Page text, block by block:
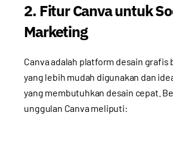
2. Fitur Canva untuk
Marketing
Canva adalah platform desain grafis
yang lebih mudah digunakan dan
yang membutuhkan desain cepat.
unggulan Canva meliputi: